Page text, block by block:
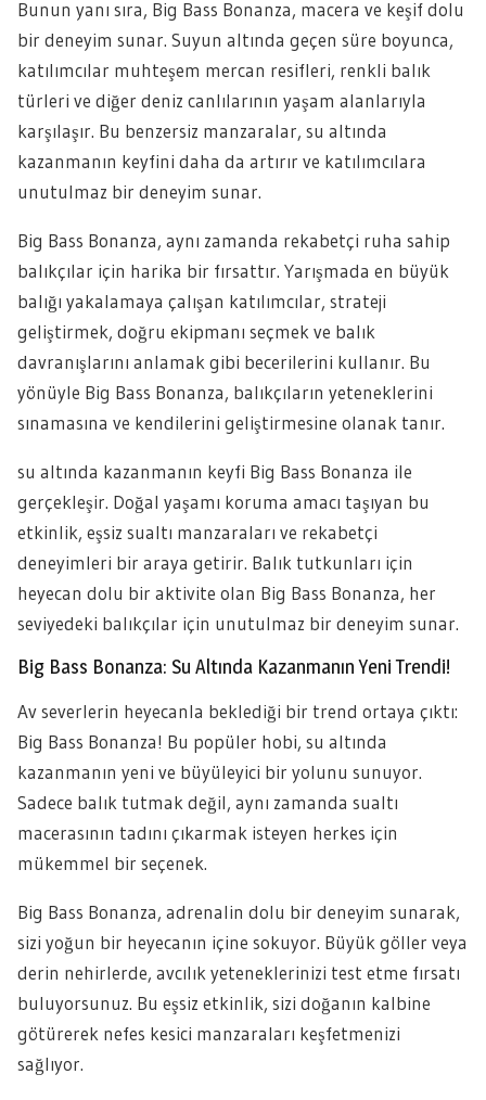
Bunun yanı sıra, Big Bass Bonanza, macera ve keşif dolu
bir deneyim sunar. Suyun altında geçen süre boyunca,
katılımcılar muhteşem mercan resifleri, renkli balık
türleri ve diğer deniz canlılarının yaşam alanlarıyla
karşılaşır. Bu benzersiz manzaralar, su altında
kazanmanın keyfini daha da artırır ve katılımcılara
unutulmaz bir deneyim sunar.
Big Bass Bonanza, aynı zamanda rekabetçi ruha sahip
balıkçılar için harika bir fırsattır. Yarışmada en büyük
balığı yakalamaya çalışan katılımcılar, strateji
geliştirmek, doğru ekipmanı seçmek ve balık
davranışlarını anlamak gibi becerilerini kullanır. Bu
yönüyle Big Bass Bonanza, balıkçıların yeteneklerini
sınamasına ve kendilerini geliştirmesine olanak tanır.
su altında kazanmanın keyfi Big Bass Bonanza ile
gerçekleşir. Doğal yaşamı koruma amacı taşıyan bu
etkinlik, eşsiz sualtı manzaraları ve rekabetçi
deneyimleri bir araya getirir. Balık tutkunları için
heyecan dolu bir aktivite olan Big Bass Bonanza, her
seviyedeki balıkçılar için unutulmaz bir deneyim sunar.
Big Bass Bonanza: Su Altında Kazanmanın Yeni Trendi!
Av severlerin heyecanla beklediği bir trend ortaya çıktı:
Big Bass Bonanza! Bu popüler hobi, su altında
kazanmanın yeni ve büyüleyici bir yolunu sunuyor.
Sadece balık tutmak değil, aynı zamanda sualtı
macerasının tadını çıkarmak isteyen herkes için
mükemmel bir seçenek.
Big Bass Bonanza, adrenalin dolu bir deneyim sunarak,
sizi yoğun bir heyecanın içine sokuyor. Büyük göller veya
derin nehirlerde, avcılık yeteneklerinizi test etme fırsatı
buluyorsunuz. Bu eşsiz etkinlik, sizi doğanın kalbine
götürerek nefes kesici manzaraları keşfetmenizi
sağlıyor.